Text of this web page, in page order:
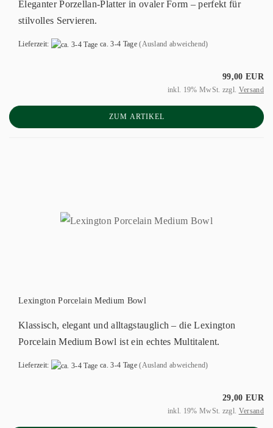
Eleganter Porzellan-Platter in ovaler Form – perfekt für
stilvolles Servieren.
Lieferzeit: ca. 3-4 Tage (Ausland abweichend)
99,00 EUR
inkl. 19% MwSt. zzgl. Versand
ZUM ARTIKEL
Lexington Porcelain Medium Bowl
Klassisch, elegant und alltagstauglich – die Lexington
Porcelain Medium Bowl ist ein echtes Multitalent.
Lieferzeit: ca. 3-4 Tage (Ausland abweichend)
29,00 EUR
inkl. 19% MwSt. zzgl. Versand